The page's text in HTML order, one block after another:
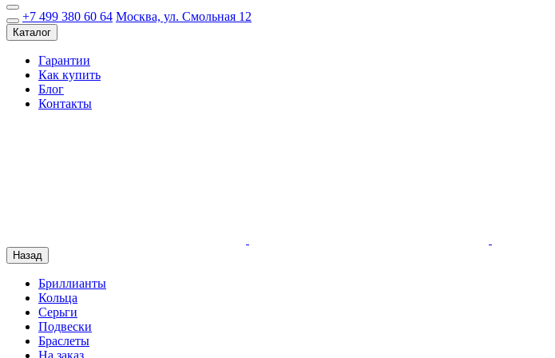
+7 499 380 60 64 Москва, ул. Смольная 12
Каталог
Гарантии
Как купить
Блог
Контакты
Назад
Бриллианты
Кольца
Серьги
Подвески
Браслеты
На заказ